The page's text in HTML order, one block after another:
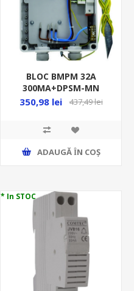
BLOC BMPM 32A
300MA+DPSM-MN
4.5KA POLICARBONAT
350,98 lei 437,49 lei
ADAUGĂ ȊN COŞ
* In STOC